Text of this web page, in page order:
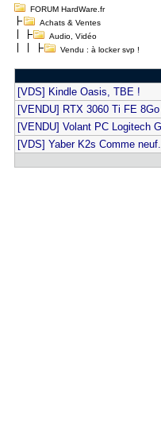
FORUM HardWare.fr
Achats & Ventes
Audio, Vidéo
Vendu : à locker svp !
[VDS] Kindle Oasis, TBE !
[VENDU] RTX 3060 Ti FE 8Go
[VENDU] Volant PC Logitech
[VDS] Yaber K2s Comme neuf.